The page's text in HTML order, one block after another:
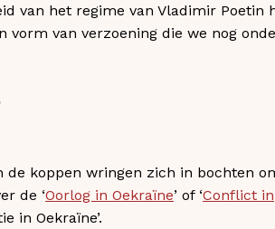
van het regime van Vladimir Poetin
van verzoening die we nog
de koppen wringen zich in bochten
de ‘Oorlog in Oekraïne’ of ‘Conflict in
in Oekraïne’.